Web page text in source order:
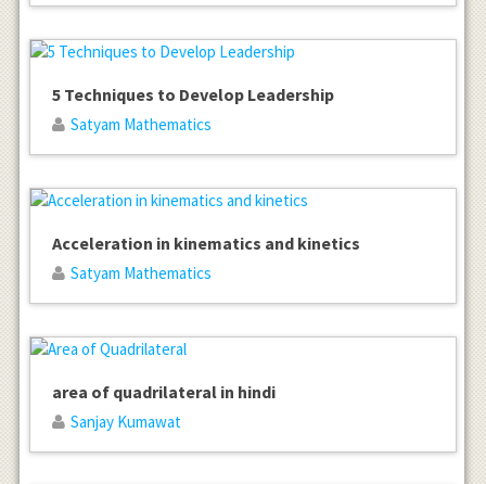
5 Techniques to Develop Leadership
Satyam Mathematics
Acceleration in kinematics and kinetics
Satyam Mathematics
area of quadrilateral in hindi
Sanjay Kumawat